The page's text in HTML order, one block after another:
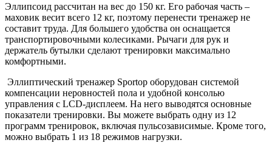
Эллипсоид рассчитан на вес до 150 кг. Его рабочая часть –
маховик весит всего 12 кг, поэтому перенести тренажер не
составит труда. Для большего удобства он оснащается
транспортировочными колесиками. Рычаги для рук и
держатель бутылки сделают тренировки максимально
комфортными.
Эллиптический тренажер Sportop оборудован системой
компенсации неровностей пола и удобной консолью
управления с LCD-дисплеем. На него выводятся основные
показатели тренировки. Вы можете выбрать одну из 12
программ тренировок, включая пульсозависимые. Кроме того,
можно выбрать 1 из 18 режимов нагрузки.